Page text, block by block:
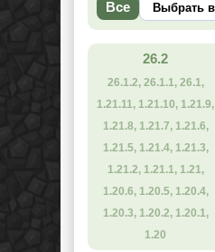
Все
26.2
26.1.2, 26.1.1, 26.1,
1.21.11, 1.21.10, 1.21.9,
1.21.8, 1.21.7, 1.21.6,
1.21.5, 1.21.4, 1.21.3,
1.21.2, 1.21.1, 1.21,
1.20.6, 1.20.5, 1.20.4,
1.20.3, 1.20.2, 1.20.1,
1.20